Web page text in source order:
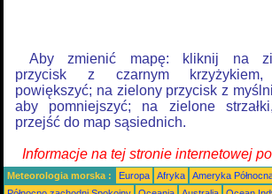
Aby zmienić mapę: kliknij na
przycisk z czarnym
powiększyć; na zielony przycisk z
aby pomniejszyć; na zielone
przejść do map sąsiednich.
Informacje na tej stronie internetowej
Meteorologia morska : Europa Afryka Ameryka